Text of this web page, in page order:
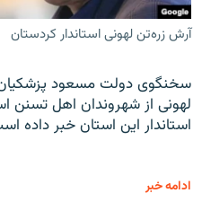
آرش زره‌تن لهونی استاندار کردستان
سخنگوی دولت مسعود
لهونی از شهروندان اهل تسنن
استاندار این استان خبر داده
ادامه خبر